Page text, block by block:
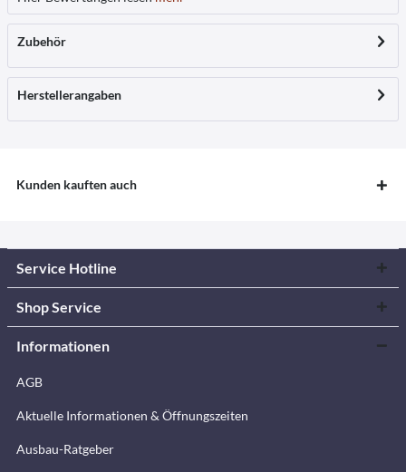
Zubehör
Herstellerangaben
Kunden kauften auch
Service Hotline
Shop Service
Informationen
AGB
Aktuelle Informationen & Öffnungszeiten
Ausbau-Ratgeber